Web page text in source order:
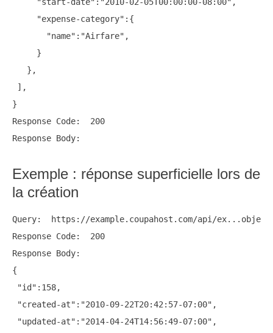
     "expense-category":{
       "name":"Airfare",
     }
   },
],
}
Response Code:  200
Exemple : réponse superficielle lors de
la création
Query:  https://example.coupahost.com/api/
Response Code:  200
Response Body:
{
"id":158,
"created-at":"2010-09-22T20:42:57-07:00",
"updated-at":"2014-04-24T14:56:49-07:00",